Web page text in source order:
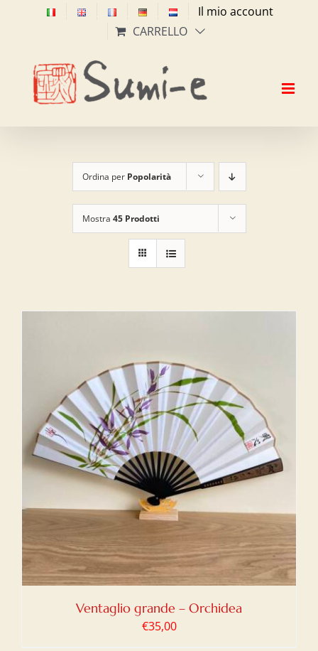
Il mio account
CARRELLO
Ordina per Popolarità
Mostra 45 Prodotti
Ventaglio grande – Orchidea
€35,00